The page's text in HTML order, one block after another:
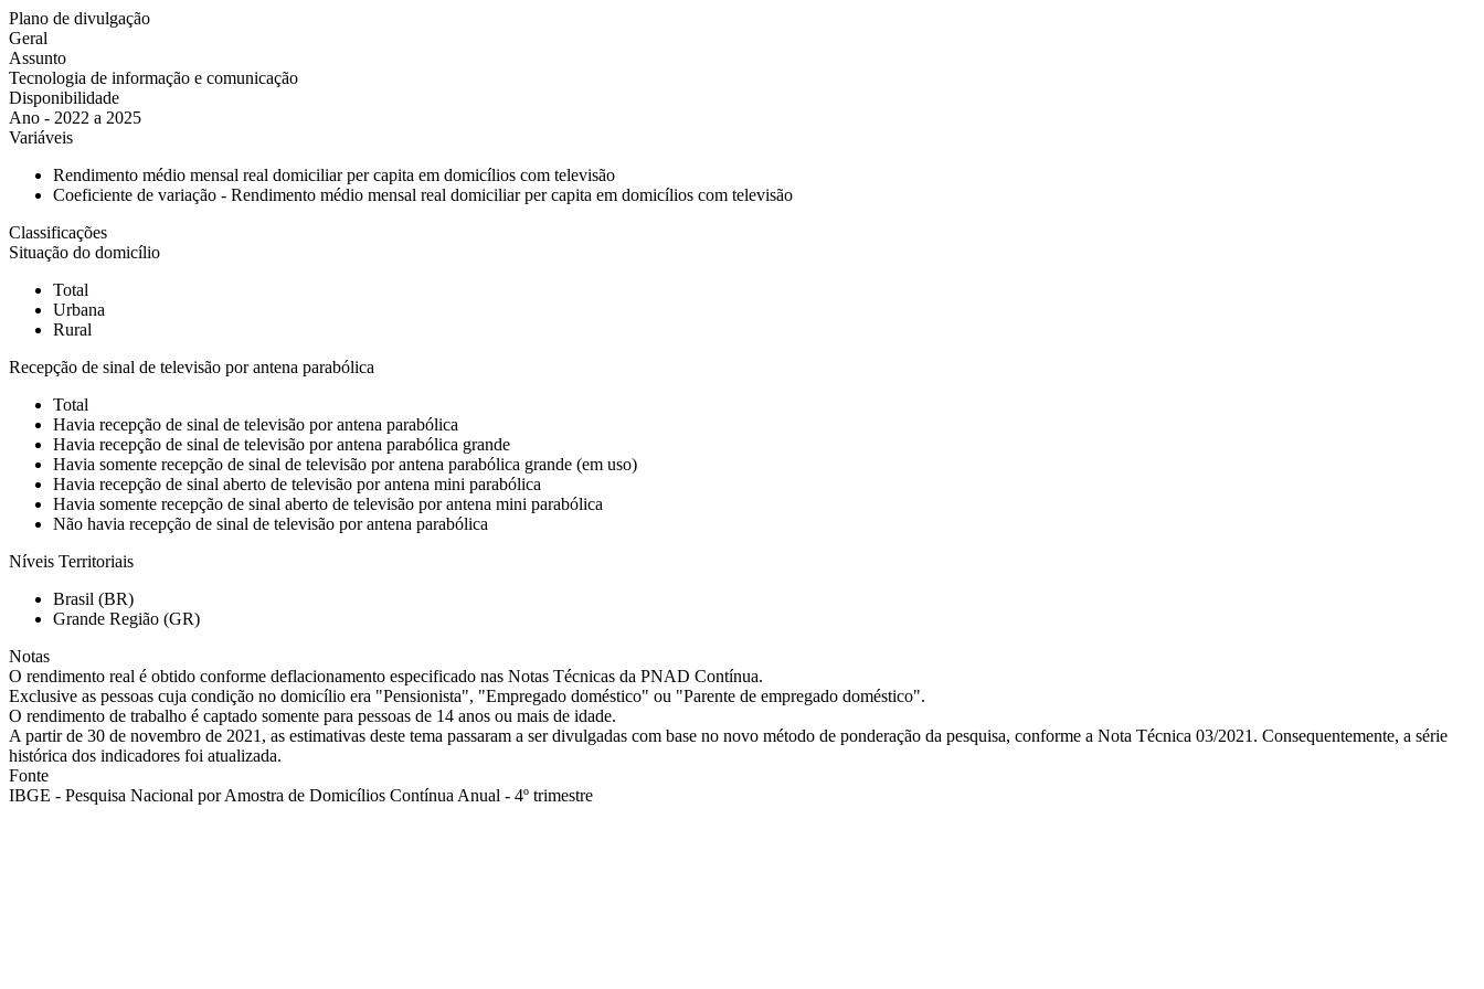
Plano de divulgação
Geral
Assunto
Tecnologia de informação e comunicação
Disponibilidade
Ano - 2022 a 2025
Variáveis
Rendimento médio mensal real domiciliar per capita em domicílios com televisão
Coeficiente de variação - Rendimento médio mensal real domiciliar per capita em domicílios com televisão
Classificações
Situação do domicílio
Total
Urbana
Rural
Recepção de sinal de televisão por antena parabólica
Total
Havia recepção de sinal de televisão por antena parabólica
Havia recepção de sinal de televisão por antena parabólica grande
Havia somente recepção de sinal de televisão por antena parabólica grande (em uso)
Havia recepção de sinal aberto de televisão por antena mini parabólica
Havia somente recepção de sinal aberto de televisão por antena mini parabólica
Não havia recepção de sinal de televisão por antena parabólica
Níveis Territoriais
Brasil (BR)
Grande Região (GR)
Notas
O rendimento real é obtido conforme deflacionamento especificado nas Notas Técnicas da PNAD Contínua.
Exclusive as pessoas cuja condição no domicílio era "Pensionista", "Empregado doméstico" ou "Parente de empregado doméstico".
O rendimento de trabalho é captado somente para pessoas de 14 anos ou mais de idade.
A partir de 30 de novembro de 2021, as estimativas deste tema passaram a ser divulgadas com base no novo método de ponderação da pesquisa, conforme a Nota Técnica 03/2021. Consequentemente, a série
histórica dos indicadores foi atualizada.
Fonte
IBGE - Pesquisa Nacional por Amostra de Domicílios Contínua Anual - 4º trimestre